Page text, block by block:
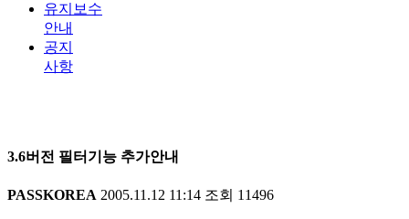
유지보수
안내
공지
사항
3.6버전 필터기능 추가안내
PASSKOREA 2005.11.12 11:14 조회 11496